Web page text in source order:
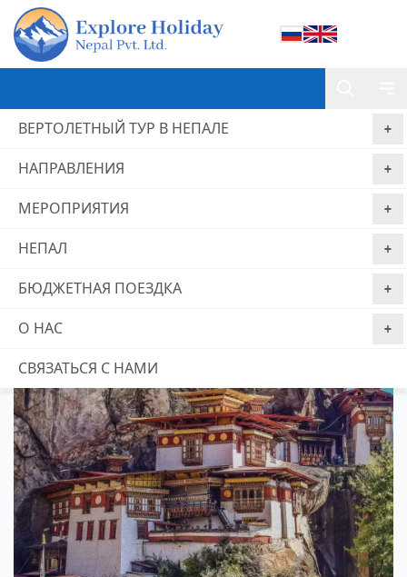
ВЕРТОЛЕТНЫЙ ТУР В НЕПАЛЕ
НАПРАВЛЕНИЯ
МЕРОПРИЯТИЯ
НЕПАЛ
БЮДЖЕТНАЯ ПОЕЗДКА
О НАС
СВЯЗАТЬСЯ С НАМИ
лучшей цены
бронирование